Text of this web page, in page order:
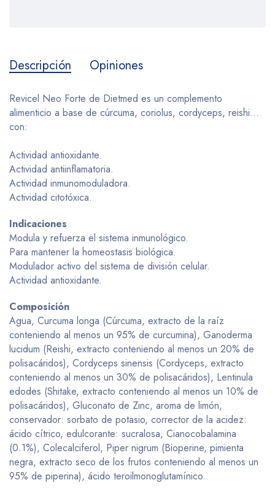
Descripción Opiniones
Revicel Neo Forte de Dietmed es un complemento
alimenticio a base de cúrcuma, coriolus, cordyceps, reishi...
con:
Actividad antioxidante.
Actividad antiinflamatoria.
Actividad inmunomoduladora.
Actividad citotóxica.
Indicaciones
Modula y refuerza el sistema inmunológico.
Para mantener la homeostasis biológica.
Modulador activo del sistema de división celular.
Actividad antioxidante.
Composición
Agua, Curcuma longa (Cúrcuma, extracto de la raíz
conteniendo al menos un 95% de curcumina), Ganoderma
lucidum (Reishi, extracto conteniendo al menos un 20% de
polisacáridos), Cordyceps sinensis (Cordyceps, extracto
conteniendo al menos un 30% de polisacáridos), Lentinula
edodes (Shitake, extracto conteniendo al menos un 10% de
polisacáridos), Gluconato de Zinc, aroma de limón,
conservador: sorbato de potasio, corrector de la acidez:
ácido cítrico, edulcorante: sucralosa, Cianocobalamina
(0.1%), Colecalciferol, Piper nigrum (Bioperine, pimienta
negra, extracto seco de los frutos conteniendo al menos un
95% de piperina), ácido teroilmonoglutamínico.